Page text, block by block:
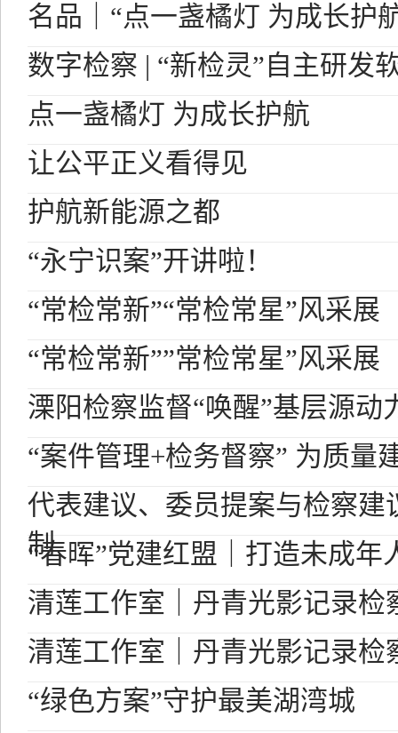
名品｜“点一盏橘灯 为成长护
数字检察 | “新检灵”自主研发
点一盏橘灯 为成长护航
让公平正义看得见
护航新能源之都
“永宁识案”开讲啦！
“常检常新”“常检常星”风采展
“常检常新””常检常星”风采展
溧阳检察监督“唤醒”基层源动
“案件管理+检务督察” 为质量
代表建议、委员提案与检察建
制
“春晖”党建红盟｜打造未成年
清莲工作室｜丹青光影记录检
清莲工作室｜丹青光影记录检
“绿色方案”守护最美湖湾城